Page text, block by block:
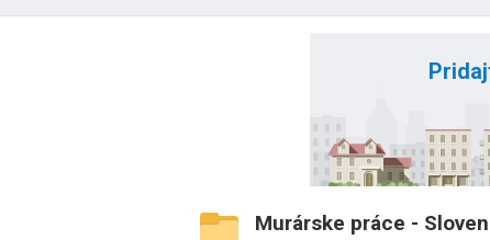
Murárske práce -